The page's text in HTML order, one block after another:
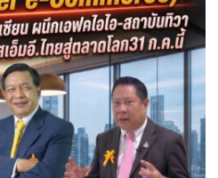
สู่
ยุทธศาสตร์
“โลก
พึ่ง
ไทย”